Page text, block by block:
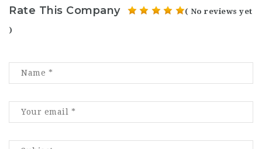
Rate This Company ( No reviews yet
)